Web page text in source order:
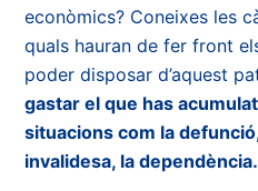
econòmics? Coneixes les
quals hauran de fer front
poder disposar d’aquest
gastar el que has
situacions com la
invalidesa, la